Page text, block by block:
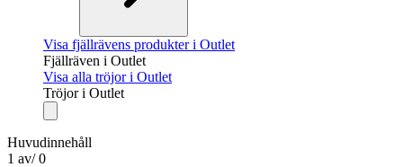
Visa fjällrävens produkter i Outlet
Fjällräven i Outlet
Visa alla tröjor i Outlet
Tröjor i Outlet
Huvudinnehåll
1 av/ 0